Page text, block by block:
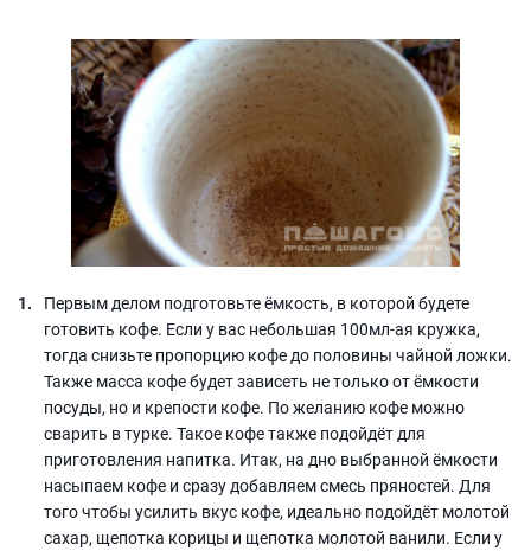
Первым делом подготовьте ёмкость, в которой будете
готовить кофе. Если у вас небольшая 100мл-ая кружка,
тогда снизьте пропорцию кофе до половины чайной ложки.
Также масса кофе будет зависеть не только от ёмкости
посуды, но и крепости кофе. По желанию кофе можно
сварить в турке. Такое кофе также подойдёт для
приготовления напитка. Итак, на дно выбранной ёмкости
насыпаем кофе и сразу добавляем смесь пряностей. Для
того чтобы усилить вкус кофе, идеально подойдёт молотой
сахар, щепотка корицы и щепотка молотой ванили. Если у